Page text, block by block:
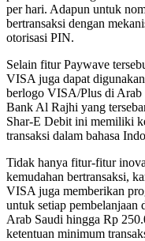
per hari. Adapun untuk
bertransaksi dengan
otorisasi PIN.
Selain fitur Paywave
VISA juga dapat
berlogo VISA/Plus di
Bank Al Rajhi yang
Shar-E Debit ini memiliki
transaksi dalam bahasa
Tidak hanya fitur-fitur
kemudahan bertransaksi,
VISA juga memberikan
untuk setiap
Arab Saudi hingga Rp
ketentuan minimum